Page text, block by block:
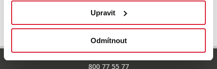
Upravit
Odmítnout
UPRAVIT VYHLEDÁVÁNÍ
800 77 55 77